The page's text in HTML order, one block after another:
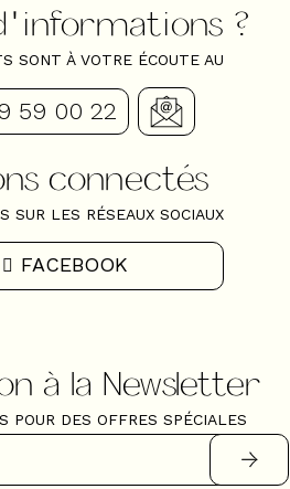
?
SONT À VOTRE ÉCOUTE AU
59 00 22
connectés
SUR LES RÉSEAUX SOCIAUX
FACEBOOK
à la Newsletter
POUR DES OFFRES SPÉCIALES